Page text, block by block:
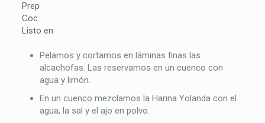
Prep
Coc.
Listo en
Pelamos y cortamos en láminas finas las
alcachofas. Las reservamos en un cuenco con
agua y limón.
En un cuenco mezclamos la Harina Yolanda con el
agua, la sal y el ajo en polvo.